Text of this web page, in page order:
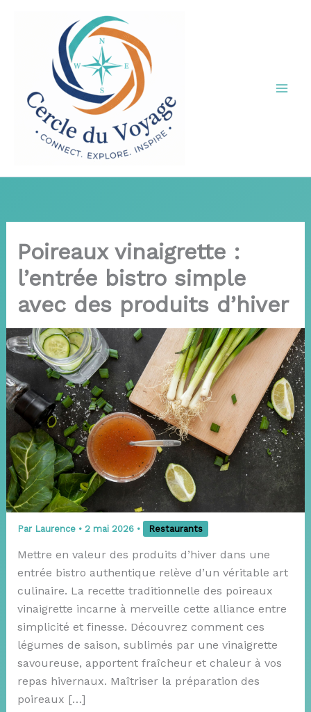
Poireaux vinaigrette :
l’entrée bistro simple
avec des produits d’hiver
Par Laurence • 2 mai 2026 • Restaurants
Mettre en valeur des produits d’hiver dans une
entrée bistro authentique relève d’un véritable art
culinaire. La recette traditionnelle des poireaux
vinaigrette incarne à merveille cette alliance entre
simplicité et finesse. Découvrez comment ces
légumes de saison, sublimés par une vinaigrette
savoureuse, apportent fraîcheur et chaleur à vos
repas hivernaux. Maîtriser la préparation des
poireaux […]